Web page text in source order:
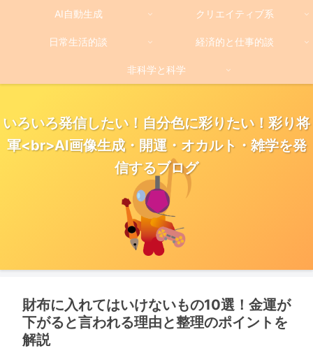
いろいろ発信したい！自分色に彩りたい！彩り将
軍<br>AI画像生成・開運・オカルト・雑学を発
信するブログ
AI自動生成 クリエイティブ系
日常生活的談 経済的と仕事的談
非科学と科学
財布に入れてはいけないもの10選！金運が
下がると言われる理由と整理のポイントを
解説